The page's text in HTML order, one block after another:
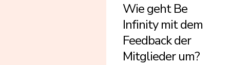
Wie geht Be
Infinity mit dem
Feedback der
Mitglieder um?